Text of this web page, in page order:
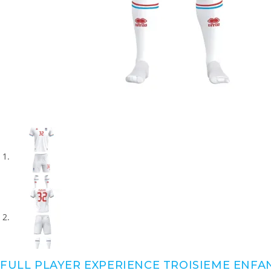
FULL PLAYER EXPERIENCE TROISIEME